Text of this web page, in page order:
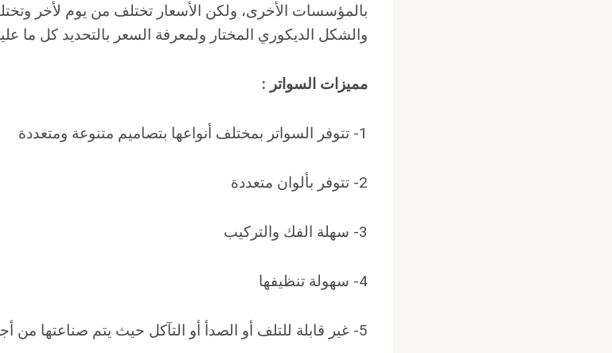
بالمؤسسات الأخرى، ولكن الأسعار تختلف من يوم لأخر
والشكل الديكوري المختار ولمعرفة السعر بالتحديد كل ما
مميزات السواتر :
1- تتوفر السواتر بمختلف أنواعها بتصاميم متنوعة ومتعددة
2- تتوفر بألوان متعددة
3- سهلة الفك والتركيب
4- سهولة تنظيفها
5- غير قابلة للتلف أو الصدأ أو التآكل حيث يتم صناعتها من أجود الخامات